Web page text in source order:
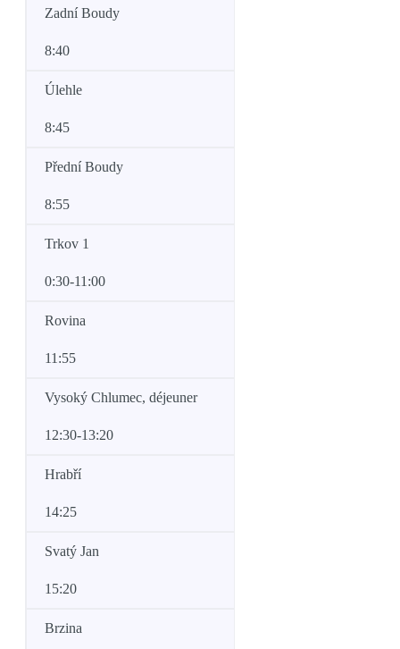
Zadní Boudy
8:40
Úlehle
8:45
Přední Boudy
8:55
Trkov 1
0:30-11:00
Rovina
11:55
Vysoký Chlumec, déjeuner
12:30-13:20
Hrabří
14:25
Svatý Jan
15:20
Brzina